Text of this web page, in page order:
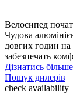
Велосипед
Чудова
довгих годин
забезпечать
Дізнатись більше
Пошук дилерів
check availability